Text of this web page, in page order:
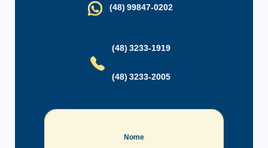
(48) 99847-0202
(48) 3233-1919
(48) 3233-2005
Nome